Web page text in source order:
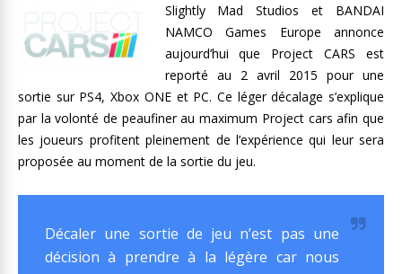
Slightly Mad Studios et BANDAI
NAMCO Games Europe annonce
aujourd’hui que Project CARS est
reporté au 2 avril 2015 pour une
sortie sur PS4, Xbox ONE et PC. Ce léger décalage s’explique
par la volonté de peaufiner au maximum Project cars afin que
les joueurs profitent pleinement de l’expérience qui leur sera
proposée au moment de la sortie du jeu.
Décaler une sortie de jeu n’est pas une
décision à prendre à la légère car nous